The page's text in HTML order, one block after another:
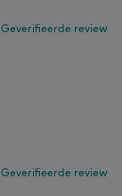
Geverifieerde review
Geverifieerde review